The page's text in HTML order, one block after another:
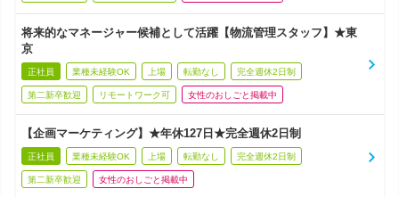
将来的なマネージャー候補として活躍【物流管理スタッフ】★東
京
正社員 業種未経験OK 上場 転勤なし 完全週休2日制
第二新卒歓迎 リモートワーク可 女性のおしごと掲載中
【企画マーケティング】★年休127日★完全週休2日制
正社員 業種未経験OK 上場 転勤なし 完全週休2日制
第二新卒歓迎 女性のおしごと掲載中